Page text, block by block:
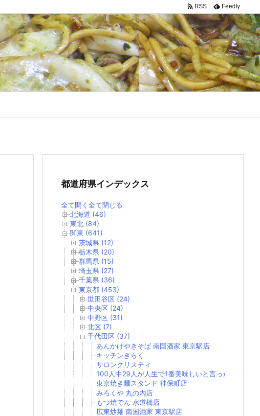
RSS Feedly
都道府県インデックス
全て開く 全て閉じる
北海道 (46)
東北 (84)
関東 (641)
茨城県 (12)
栃木県 (20)
群馬県 (15)
埼玉県 (27)
千葉県 (36)
東京都 (453)
世田谷区 (24)
中央区 (24)
中野区 (31)
北区 (7)
千代田区 (37)
あんかけやきそば 南国酒家 東京駅店
キッチンきらく
サロンクリスティ
100人中29人が人生で1番美味しいと言った焼きそば
東京焼き麺スタンド 神保町店
みろくや 丸の内店
もつ焼でん 水道橋店
広東炒麺 南国酒家 東京駅店